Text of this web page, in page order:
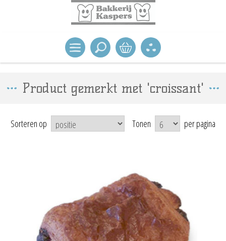
Product gemerkt met 'croissant'
Sorteren op Tonen per pagina